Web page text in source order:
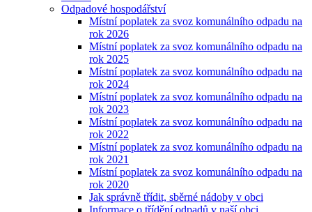
Odpadové hospodářství
Místní poplatek za svoz komunálního odpadu na
rok 2026
Místní poplatek za svoz komunálního odpadu na
rok 2025
Místní poplatek za svoz komunálního odpadu na
rok 2024
Místní poplatek za svoz komunálního odpadu na
rok 2023
Místní poplatek za svoz komunálního odpadu na
rok 2022
Místní poplatek za svoz komunálního odpadu na
rok 2021
Místní poplatek za svoz komunálního odpadu na
rok 2020
Jak správně třídit, sběrné nádoby v obci
Informace o třídění odpadů v naší obci